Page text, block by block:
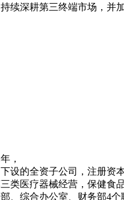
续深耕第三终端市场，并
，
设的全资子公司，注册资本
类医疗器械经营，保健食
、综合办公室、财务部4个